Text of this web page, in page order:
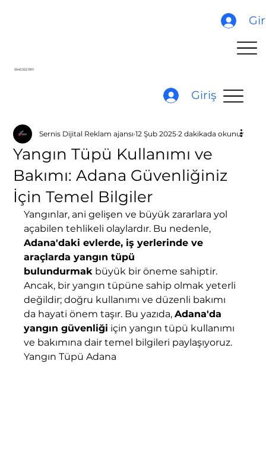
Giriş
0540 322 0911
Yangın Tüpü Kullanımı ve
Bakımı: Adana Güvenliğiniz
İçin Temel Bilgiler
Sernis Dijital Reklam ajansı 12 Şub 2025 2 dakikada okunur
Yangınlar, ani gelişen ve büyük zararlara yol
açabilen tehlikeli olaylardır. Bu nedenle,
Adana'daki evlerde, iş yerlerinde ve
araçlarda yangın tüpü
bulundurmak büyük bir öneme sahiptir.
Ancak, bir yangın tüpüne sahip olmak yeterli
değildir; doğru kullanımı ve düzenli bakımı
da hayati önem taşır. Bu yazıda, Adana'da
yangın güvenliği için yangın tüpü kullanımı
ve bakımına dair temel bilgileri paylaşıyoruz.
Yangın Tüpü Adana